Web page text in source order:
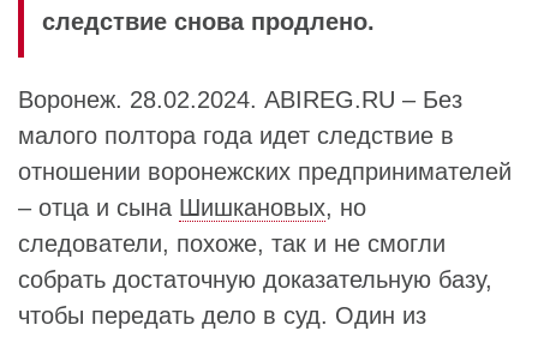
следствие снова продлено.
Воронеж. 28.02.2024. ABIREG.RU – Без
малого полтора года идет следствие в
отношении воронежских предпринимателей
– отца и сына Шишкановых, но
следователи, похоже, так и не смогли
собрать достаточную доказательную базу,
чтобы передать дело в суд. Один из